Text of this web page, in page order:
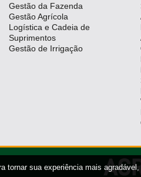
tornar sua experiência mais
Gestão da Fazenda
Gestão Agrícola
Logística e Cadeia de
Suprimentos
Gestão de Irrigação